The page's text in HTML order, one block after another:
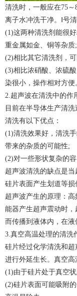
清洗时，一般应在75
离子水冲洗干净。Ⅰ号
(1)这两种清洗剂能很
重金属如金、铜等杂质;
(2)相比其它清洗剂，
(3)相比浓硝酸、浓硫
染很小，操作相对方便
2.超声波在清洗中的作
目前在半导体生产清
清洗有以下优点：
(1)清洗效果好，清洗
带来的杂质的可能性;
(2)对一些形状复杂的
超声波清洗的缺点是
硅片表面产生划道等损
超声波产生的原理：
能器产生超声震动时
而传播到液体内，在液
3.真空高温处理的清洗
硅片经过化学清洗和
进行外延生长。真空高
(1)由于硅片处于真空
(2)硅片表面可能吸附